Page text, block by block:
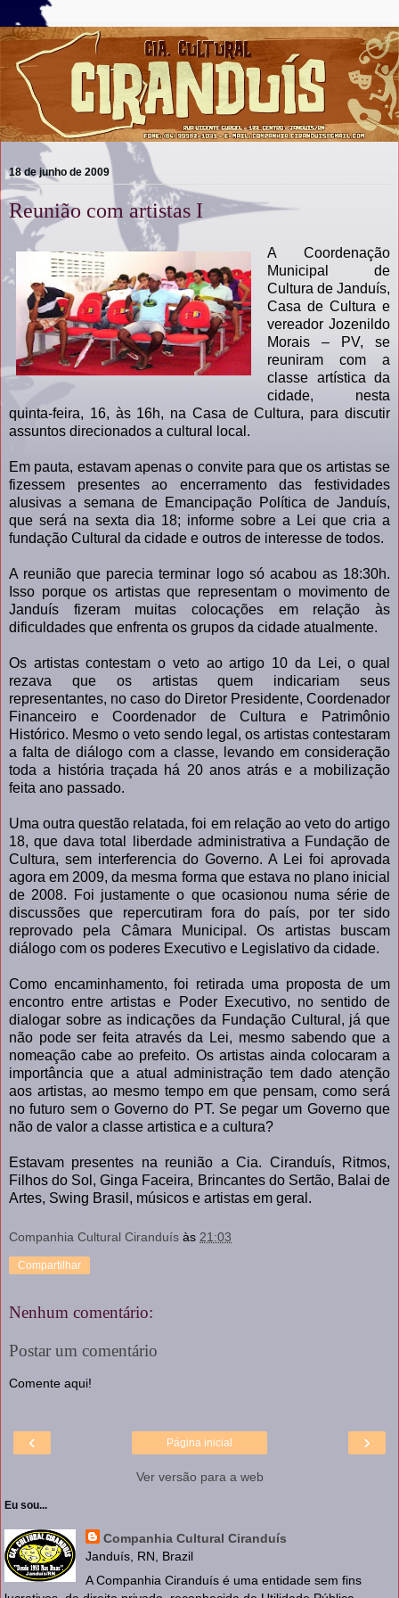
18 de junho de 2009
Reunião com artistas I
A Coordenação
Municipal de
Cultura de Janduís,
Casa de Cultura e
vereador Jozenildo
Morais – PV, se
reuniram com a
classe artística da
cidade, nesta
quinta-feira, 16, às 16h, na Casa de Cultura, para discutir
assuntos direcionados a cultural local.
Em pauta, estavam apenas o convite para que os artistas se
fizessem presentes ao encerramento das festividades
alusivas a semana de Emancipação Política de Janduís,
que será na sexta dia 18; informe sobre a Lei que cria a
fundação Cultural da cidade e outros de interesse de todos.
A reunião que parecia terminar logo só acabou as 18:30h.
Isso porque os artistas que representam o movimento de
Janduís fizeram muitas colocações em relação às
dificuldades que enfrenta os grupos da cidade atualmente.
Os artistas contestam o veto ao artigo 10 da Lei, o qual
rezava que os artistas quem indicariam seus
representantes, no caso do Diretor Presidente, Coordenador
Financeiro e Coordenador de Cultura e Patrimônio
Histórico. Mesmo o veto sendo legal, os artistas contestaram
a falta de diálogo com a classe, levando em consideração
toda a história traçada há 20 anos atrás e a mobilização
feita ano passado.
Uma outra questão relatada, foi em relação ao veto do artigo
18, que dava total liberdade administrativa a Fundação de
Cultura, sem interferencia do Governo. A Lei foi aprovada
agora em 2009, da mesma forma que estava no plano inicial
de 2008. Foi justamente o que ocasionou numa série de
discussões que repercutiram fora do país, por ter sido
reprovado pela Câmara Municipal. Os artistas buscam
diálogo com os poderes Executivo e Legislativo da cidade.
Como encaminhamento, foi retirada uma proposta de um
encontro entre artistas e Poder Executivo, no sentido de
dialogar sobre as indicações da Fundação Cultural, já que
não pode ser feita através da Lei, mesmo sabendo que a
nomeação cabe ao prefeito. Os artistas ainda colocaram a
importância que a atual administração tem dado atenção
aos artistas, ao mesmo tempo em que pensam, como será
no futuro sem o Governo do PT. Se pegar um Governo que
não de valor a classe artistica e a cultura?
Estavam presentes na reunião a Cia. Ciranduís, Ritmos,
Filhos do Sol, Ginga Faceira, Brincantes do Sertão, Balai de
Artes, Swing Brasil, músicos e artistas em geral.
Companhia Cultural Ciranduís às 21:03
Compartilhar
Nenhum comentário:
Postar um comentário
Comente aqui!
‹ ›
Página inicial
Ver versão para a web
Eu sou...
Companhia Cultural Ciranduís
Janduís, RN, Brazil
A Companhia Ciranduís é uma entidade sem fins